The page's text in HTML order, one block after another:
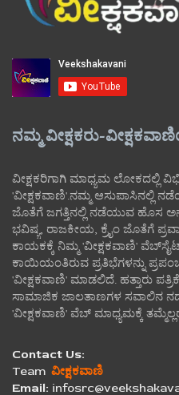
ನಮ್ಮ ವೀಕ್ಷಕರು-
ವೀಕ್ಷಕರಿಗಾಗಿ ಮಾಧ್ಯಮ ಲೋಕದಲ್ಲಿ
'ವೀಕ್ಷಕವಾಣಿ'.ನಮ್ಮ ಆಸುಪಾಸಿನಲ್ಲಿ
ಜೊತೆಗೆ ಜಗತ್ತಿನಲ್ಲಿ ನಡೆಯುವ ಹೊಸ
ಭವಿಷ್ಯ, ರಾಜಕೀಯ, ಕ್ರೈಂ ಜೊತೆಗೆ
ಕಾಯಕಕ್ಕೆ ನಿಮ್ಮ 'ವೀಕ್ಷಕವಾಣಿ'
ಕಾಯಿಯಂತಿರುವ ಪ್ರತಿಭೆಗಳನ್ನು
'ವೀಕ್ಷಕವಾಣಿ' ಮಾಡಲಿದೆ. ಹತ್ತಾರು
ಸಾಮಾಜಿಕ ಜಾಲತಾಣಗಳ ಸವಾಲಿನ
'ವೀಕ್ಷಕವಾಣಿ' ವೆಬ್ ಮಾಧ್ಯಮಕ್ಕೆ
Contact Us:
Team ವೀಕ್ಷಕವಾಣಿ
Email: